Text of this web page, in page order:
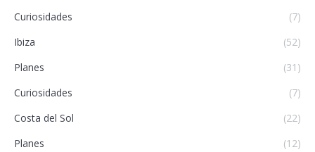
Curiosidades
(7)
Ibiza
(52)
Planes
(31)
Curiosidades
(7)
Costa del Sol
(22)
Planes
(12)